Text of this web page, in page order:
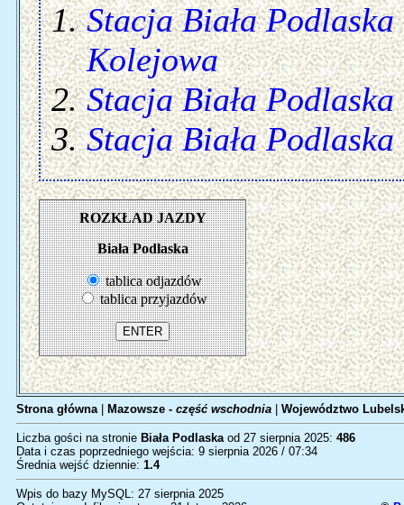
Stacja Biała Podlaska
Kolejowa
Stacja Biała Podlaska
Stacja Biała Podlaska
ROZKŁAD JAZDY
Biała Podlaska
tablica odjazdów
tablica przyjazdów
Strona główna| Mazowsze - część wschodnia Województwo
Liczba gości na stronie Biała Podlaskaod 27 sierpnia 2025: 486
Data i czas poprzedniego wejścia: 9 sierpnia 2026 / 07:34
Średnia wejść dziennie: 1.4
Wpis do bazy MySQL: 27 sierpnia 2025